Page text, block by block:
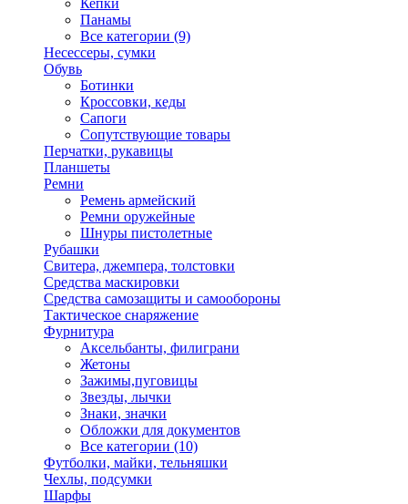
Кепки
Панамы
Все категории (9)
Несессеры, сумки
Обувь
Ботинки
Кроссовки, кеды
Сапоги
Сопутствующие товары
Перчатки, рукавицы
Планшеты
Ремни
Ремень армейский
Ремни оружейные
Шнуры пистолетные
Рубашки
Свитера, джемпера, толстовки
Средства маскировки
Средства самозащиты и самообороны
Тактическое снаряжение
Фурнитура
Аксельбанты, филиграни
Жетоны
Зажимы,пуговицы
Звезды, лычки
Знаки, значки
Обложки для документов
Все категории (10)
Футболки, майки, тельняшки
Чехлы, подсумки
Шарфы